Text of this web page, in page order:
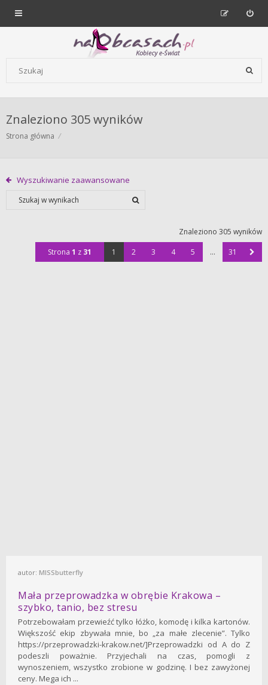
Forum dla kobiet | NaObcasach.pl
Znaleziono 305 wyników
Strona główna
Wyszukiwanie zaawansowane
Znaleziono 305 wyników
Strona 1 z 31 1 2 3 4 5 … 31
autor: MISSbutterfly
Mała przeprowadzka w obrębie Krakowa –
szybko, tanio, bez stresu
Potrzebowałam przewieźć tylko łóżko, komodę i kilka kartonów.
Większość ekip zbywała mnie, bo „za małe zlecenie”. Tylko
https://przeprowadzki-krakow.net/]Przeprowadzki od A do Z
podeszli poważnie. Przyjechali na czas, pomogli z
wynoszeniem, wszystko zrobione w godzinę. I bez zawyżonej
ceny. Mega ich ...